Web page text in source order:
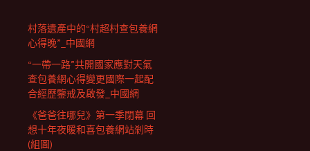
村落遺產中的“村超村查包養網
心得晚”_中國網
“一帶一路”共開國家應對天氣
查包養網心得變更國際一起配
合經歷鑒戒及啟發_中國網
《爸爸往哪兒》第一季閉幕 回
想十年夜暖和喜包養網站剎時
(組圖)